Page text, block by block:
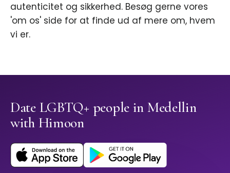
autenticitet og sikkerhed. Besøg gerne vores
'om os' side for at finde ud af mere om, hvem
vi er.
Date LGBTQ+ people in Medellin
with Himoon